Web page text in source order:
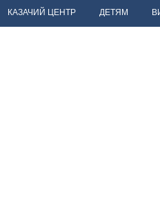
КАЗАЧИЙ ЦЕНТР ДЕТЯМ